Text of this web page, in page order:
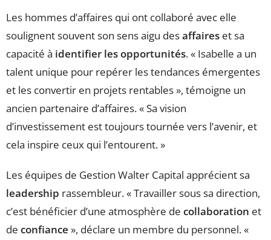
Les hommes d’affaires qui ont collaboré avec elle
soulignent souvent son sens aigu desaffaires et sa
capacité à identifier les opportunités. « Isabelle a un
talent unique pour repérer les tendances émergentes
et les convertir en projets rentables », témoigne un
ancien partenaire d’affaires. « Sa vision
d’investissement est toujours tournée vers l’avenir, et
cela inspire ceux qui l’entourent. »
Les équipes de Gestion Walter Capital apprécient sa
leadership rassembleur. « Travailler sous sa direction,
c’est bénéficier d’une atmosphère de collaboration et
de confiance », déclare un membre du personnel. «